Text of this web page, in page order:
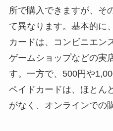
所で購入できますが、そ
て異なります。基本的に
カードは、コンビニエン
ゲームショップなどの実
す。一方で、500円や
ペイドカードは、ほとん
がなく、オンラインでの